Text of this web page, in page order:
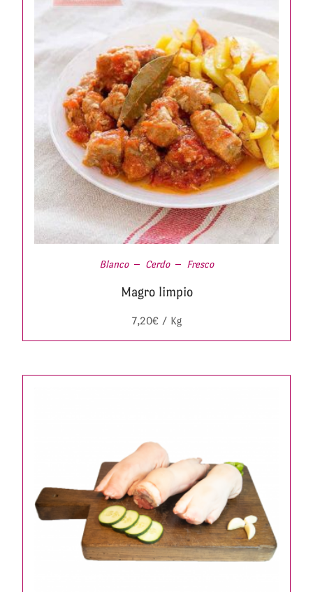
Blanco Cerdo Fresco
Magro limpio
7,20€/ Kg